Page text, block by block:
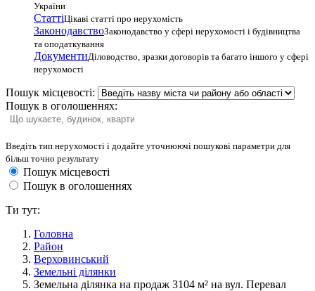
України
СтаттіЦікаві статті про нерухомість
ЗаконодавствоЗаконодавство у сфері нерухомості і будівництва
та оподаткування
ДокументиДіловодство, зразки договорів та багато іншого у сфері
нерухомості
Пошук місцевості:
Пошук в оголошеннях:
Введіть тип нерухомості і додайте уточнюючі пошукові параметри для
більш точно результату
Пошук місцевості
Пошук в оголошеннях
Ти тут:
Головна
Район
Верховинський
Земельні ділянки
Земельна ділянка на продаж 3104 м² на вул. Перевал